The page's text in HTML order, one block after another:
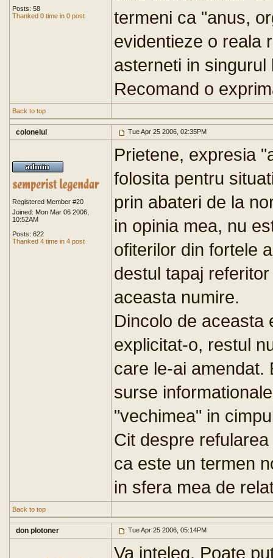
Posts: 58
Thanked 0 time in 0 post
termeni ca "anus,
evidentieze o reala
asterneti in
Recomand o
Back to top
colonelul Tue Apr 25 2006, 02:35PM
Registered Member #20
Joined: Mon Mar 06 2006,
10:52AM
Posts: 622
Thanked 4 time in 4 post
Prietene, expresia
folosita pentru
prin abateri de la
in opinia mea, nu
ofiterilor din fortele
destul tapaj
aceasta numire.
Dincolo de aceasta
explicitat-o, restul
care le-ai amendat.
surse
"vechimea" in
Cit despre
ca este un termen
in sfera mea de
Back to top
don plotoner Tue Apr 25 2006, 05:14PM
Va inteleg. Poate